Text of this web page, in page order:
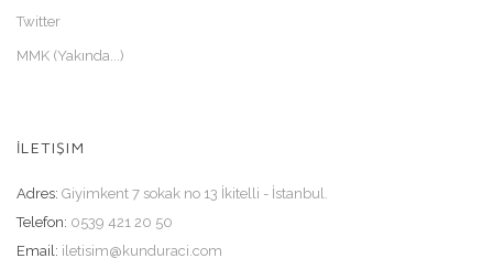
Twitter
MMK (Yakında...)
İLETIŞIM
Adres: Giyimkent 7 sokak no 13 İkitelli - İstanbul.
Telefon: 0539 421 20 50
Email: iletisim@kunduraci.com